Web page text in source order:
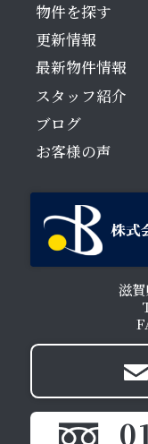
物件を探す
更新情報
最新物件情報
スタッフ紹介
ブログ
お客様の声
滋